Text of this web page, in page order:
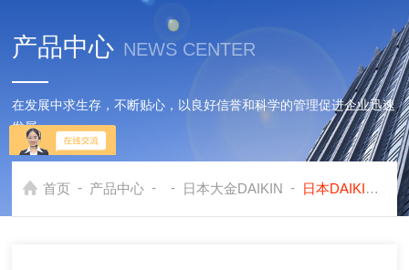
产品中心 NEWS CENTER
在发展中求生存，不断贴心，以良好信誉和科学的管理促进企业迅速
发展
首页 - 产品中心 - - 日本大金DAIKIN - 日本DAIKIN大金VD系列柱塞泵